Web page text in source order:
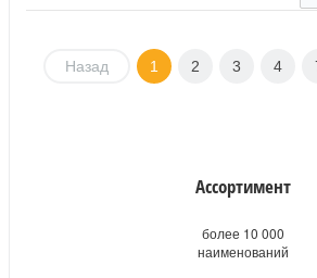
Назад 1 2 3 4
Ассортимент
более 10 000
наименований